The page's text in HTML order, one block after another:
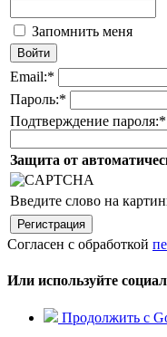
Запомнить меня
Email:*
Пароль:*
Подтверждение пароля:*
Защита от
Введите слово на
Согласен с обработкой
Или используйте
Продолжить с